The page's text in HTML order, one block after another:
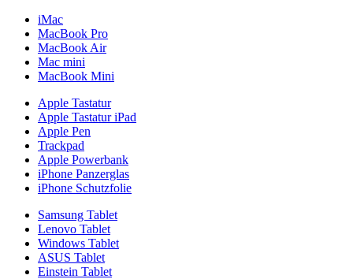
iMac
MacBook Pro
MacBook Air
Mac mini
MacBook Mini
Apple Tastatur
Apple Tastatur iPad
Apple Pen
Trackpad
Apple Powerbank
iPhone Panzerglas
iPhone Schutzfolie
Samsung Tablet
Lenovo Tablet
Windows Tablet
ASUS Tablet
Einstein Tablet